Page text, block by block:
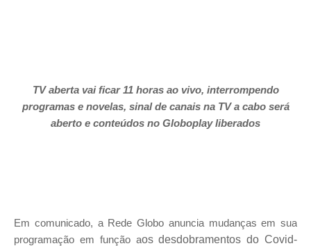
TV aberta vai ficar 11 horas ao vivo, interrompendo
programas e novelas, sinal de canais na TV a cabo será
aberto e conteúdos no Globoplay liberados
Em comunicado, a Rede Globo anuncia mudanças em sua
programação em função aos desdobramentos do Covid-